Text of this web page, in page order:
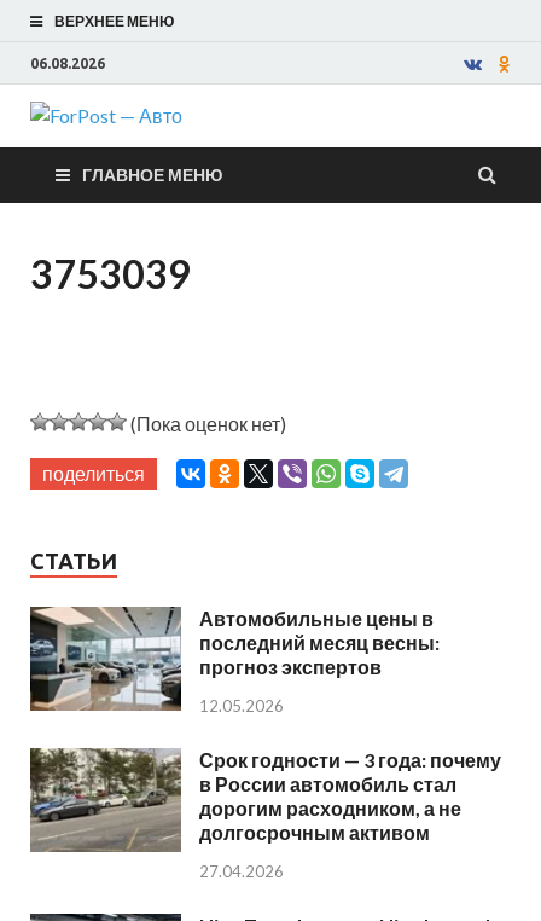
ВЕРХНЕЕ МЕНЮ
06.08.2026
ForPost —
Авто
ГЛАВНОЕ МЕНЮ
3753039
(Пока оценок нет)
поделиться
СТАТЬИ
Автомобильные цены в
последний месяц весны:
прогноз экспертов
12.05.2026
Срок годности — 3 года: почему
в России автомобиль стал
дорогим расходником, а не
долгосрочным активом
27.04.2026